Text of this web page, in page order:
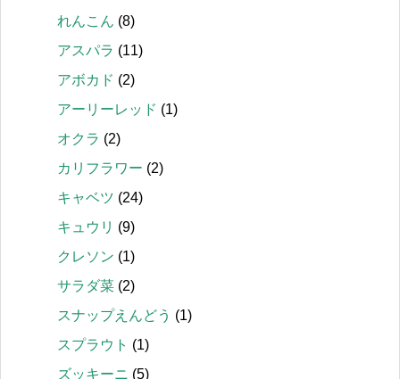
れんこん (8)
アスパラ (11)
アボカド (2)
アーリーレッド (1)
オクラ (2)
カリフラワー (2)
キャベツ (24)
キュウリ (9)
クレソン (1)
サラダ菜 (2)
スナップえんどう (1)
スプラウト (1)
ズッキーニ (5)